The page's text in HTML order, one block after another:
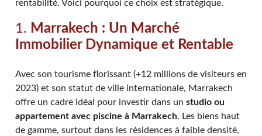
rentabilité. Voici pourquoi ce choix est stratégique.
1. Marrakech : Un Marché
Immobilier Dynamique et Rentable
Avec son tourisme florissant (+12 millions de visiteurs en
2023) et son statut de ville internationale, Marrakech
offre un cadre idéal pour investir dans un studio ou
appartement avec piscine à Marrakech. Les biens haut
de gamme, surtout dans les résidences à faible densité,